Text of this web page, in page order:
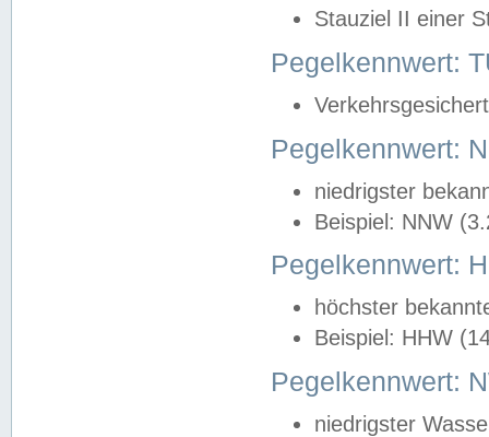
Stauziel II einer
Pegelkennwert:
Pegelkennwert:
niedrigster
Beispiel: NNW
Pegelkennwert:
höchster
Beispiel: HHW
Pegelkennwert:
niedrigster